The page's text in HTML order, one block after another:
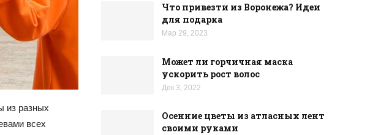
из разных
всех
Что привезти из Воронежа? Идеи
для подарка
Мар 29, 2023
Может ли горчичная маска
ускорить рост волос
Дек 3, 2022
Осенние цветы из атласных лент
своими руками